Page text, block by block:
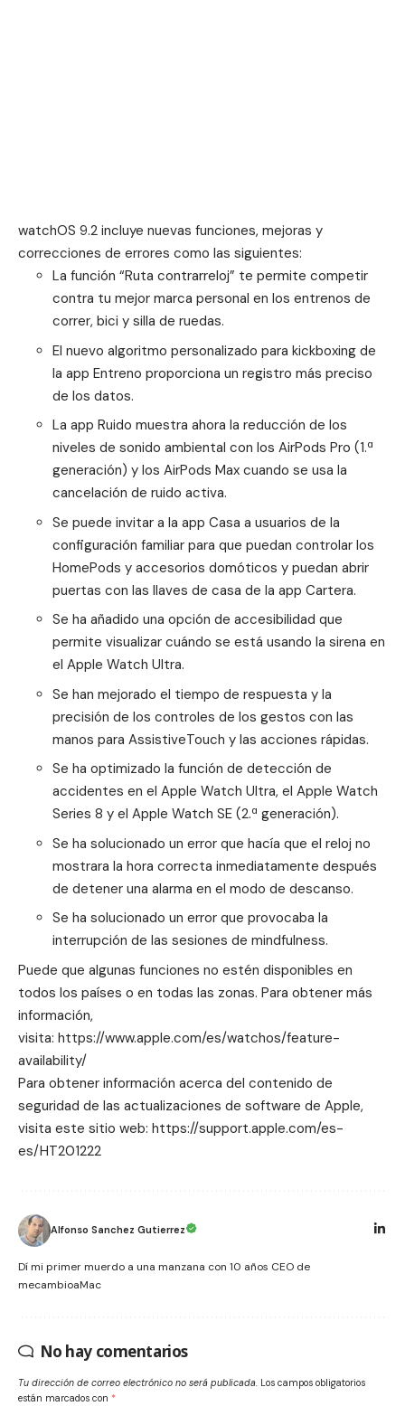
watchOS 9.2 incluye nuevas funciones, mejoras y
correcciones de errores como las siguientes:
La función “Ruta contrarreloj” te permite competir
contra tu mejor marca personal en los entrenos de
correr, bici y silla de ruedas.
El nuevo algoritmo personalizado para kickboxing de
la app Entreno proporciona un registro más preciso
de los datos.
La app Ruido muestra ahora la reducción de los
niveles de sonido ambiental con los AirPods Pro (1.ª
generación) y los AirPods Max cuando se usa la
cancelación de ruido activa.
Se puede invitar a la app Casa a usuarios de la
configuración familiar para que puedan controlar los
HomePods y accesorios domóticos y puedan abrir
puertas con las llaves de casa de la app Cartera.
Se ha añadido una opción de accesibilidad que
permite visualizar cuándo se está usando la sirena en
el Apple Watch Ultra.
Se han mejorado el tiempo de respuesta y la
precisión de los controles de los gestos con las
manos para AssistiveTouch y las acciones rápidas.
Se ha optimizado la función de detección de
accidentes en el Apple Watch Ultra, el Apple Watch
Series 8 y el Apple Watch SE (2.ª generación).
Se ha solucionado un error que hacía que el reloj no
mostrara la hora correcta inmediatamente después
de detener una alarma en el modo de descanso.
Se ha solucionado un error que provocaba la
interrupción de las sesiones de mindfulness.
Puede que algunas funciones no estén disponibles en
todos los países o en todas las zonas. Para obtener más
información,
visita: https://www.apple.com/es/watchos/feature-
availability/
Para obtener información acerca del contenido de
seguridad de las actualizaciones de software de Apple,
visita este sitio web: https://support.apple.com/es-
es/HT201222
Alfonso Sanchez Gutierrez
Dí mi primer muerdo a una manzana con 10 años CEO de
mecambioaMac
No hay comentarios
Tu dirección de correo electrónico no será publicada. Los campos obligatorios
están marcados con *